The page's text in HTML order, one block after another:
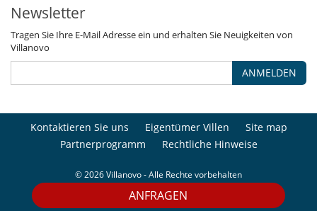
ANFRAGEN
Newsletter
Tragen Sie Ihre E-Mail Adresse ein und erhalten Sie Neuigkeiten von
Villanovo
ANMELDEN
Kontaktieren Sie uns Eigentümer Villen
Site map
Partnerprogramm
Rechtliche Hinweise
© 2026 Villanovo - Alle Rechte vorbehalten